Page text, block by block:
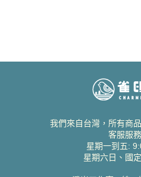
我們來自台灣，所有商
客服服
星期一到五:
星期六日、國